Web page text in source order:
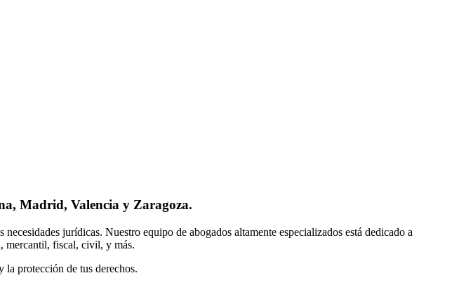
Madrid, Valencia y Zaragoza.
jurídicas. Nuestro equipo de abogados altamente especializados está dedicado a
mercantil, fiscal, civil, y más.
la protección de tus derechos.